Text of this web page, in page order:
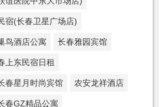
宿(长春卫星广场店)
鸟酒店公寓 长春雅园宾馆
上东民宿日租
春星月时尚宾馆 农安龙祥酒店
春GZ精品公寓